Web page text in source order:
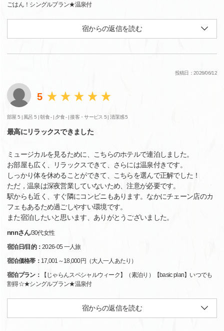
ごはん！シングルプラン★温泉付
宿からの返信を読む
投稿日：2026/06/12
5
部屋 5 | 風呂 5 |朝食 - | 夕食 - |接客・サービス 5 |清潔感 5
最高にリラックスできました
ミュージカルを見るために、こちらのホテルで連泊しました。
お部屋も広く、リラックスできて、さらには温泉付きです。
しっかり体を休めることができて、こちらを選んで正解でした！
ただ，温泉は深夜営業していないため、注意が必要です。
駅からも近く、すぐ隣にコンビニもあります。なかにチェーン店のカ
フェもあるため過ごしやすい環境です。
また宿泊したいと思います、ありがとうございました。
nnnさん/30代女性
宿泊日/目的：2026-05 一人旅
宿泊価格帯： 17,001～18,000円（大人一人あたり）
宿泊プラン：
【じゃらんスペシャルウィーク】（素泊り）【basic plan】いつでも
割得☆★シングルプラン★温泉付
宿からの返信を読む